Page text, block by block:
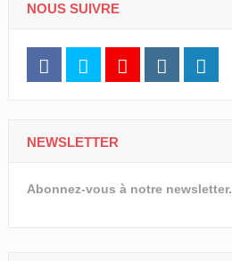
NOUS SUIVRE
NEWSLETTER
Abonnez-vous à notre newsletter.